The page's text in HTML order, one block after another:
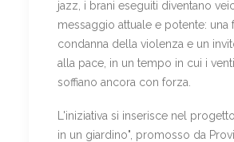
jazz, i brani eseguiti diventano
messaggio attuale e potente: una
condanna della violenza e un
alla pace, in un tempo in cui i
soffiano ancora con forza.
L'iniziativa si inserisce nel
in un giardino", promosso da